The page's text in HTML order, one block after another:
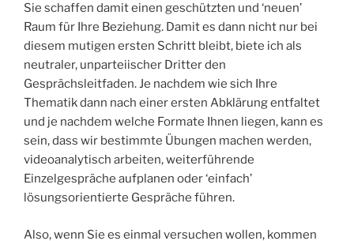
Sie schaffen damit einen geschützten und ‘neuen’
Raum für Ihre Beziehung. Damit es dann nicht nur bei
diesem mutigen ersten Schritt bleibt, biete ich als
neutraler, unparteiischer Dritter den
Gesprächsleitfaden. Je nachdem wie sich Ihre
Thematik dann nach einer ersten Abklärung entfaltet
und je nachdem welche Formate Ihnen liegen, kann es
sein, dass wir bestimmte Übungen machen werden,
videoanalytisch arbeiten, weiterführende
Einzelgespräche aufplanen oder ‘einfach’
lösungsorientierte Gespräche führen.
Also, wenn Sie es einmal versuchen wollen, kommen